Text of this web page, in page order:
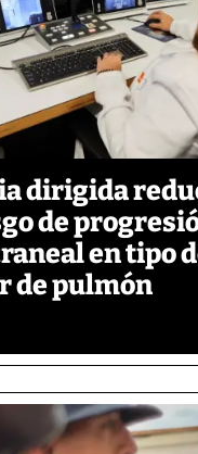
dirigida
de
en tipo
de pulmón